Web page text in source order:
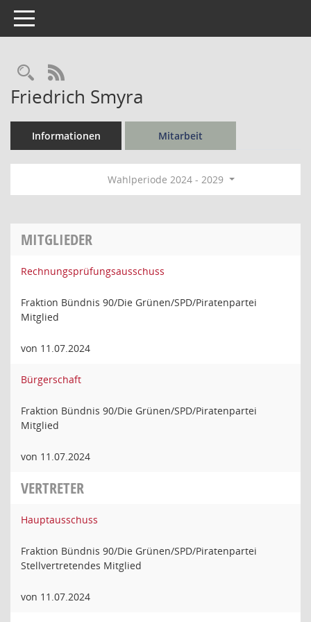
Toggle navigation
Rechercheauswahl
RSS-Feed
Friedrich Smyra
Informationen Mitarbeit
Wahlperiode 2024 - 2029
MITGLIEDER
Rechnungsprüfungsausschuss
Fraktion Bündnis 90/Die Grünen/SPD/Piratenpartei
Mitglied
von 11.07.2024
Bürgerschaft
Fraktion Bündnis 90/Die Grünen/SPD/Piratenpartei
Mitglied
von 11.07.2024
VERTRETER
Hauptausschuss
Fraktion Bündnis 90/Die Grünen/SPD/Piratenpartei
Stellvertretendes Mitglied
von 11.07.2024